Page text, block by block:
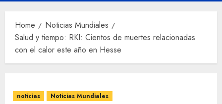
Home
Noticias Mundiales
Salud y tiempo: RKI: Cientos de muertes relacionadas
con el calor este año en Hesse
noticias Noticias Mundiales